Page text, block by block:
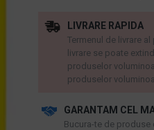
GARANTAM CEL
​Bucura-te de produse
LIVRARE RAPIDA
Termenul de livrare
livrare se poate
produselor
produselor